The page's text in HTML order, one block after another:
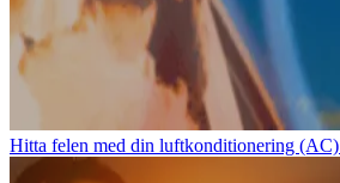
Hitta felen med din luftkonditionering (AC)